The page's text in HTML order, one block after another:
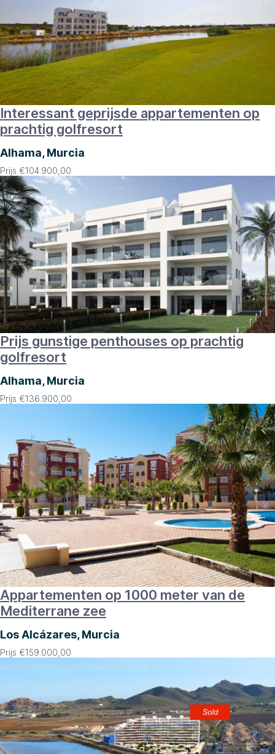
Interessant geprijsde appartementen op
prachtig golfresort
Alhama, Murcia
Prijs €104.900,00
Prijs gunstige penthouses op prachtig
golfresort
Alhama, Murcia
Prijs €136.900,00
Appartementen op 1000 meter van de
Mediterrane zee
Los Alcázares, Murcia
Prijs €159.000,00